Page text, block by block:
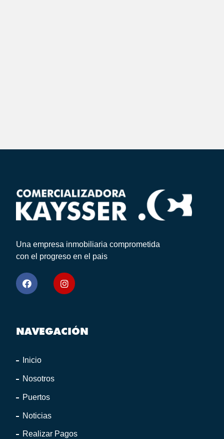
Una empresa inmobiliaria comprometida
con el progreso en el pais
NAVEGACIÓN
Inicio
Nosotros
Puertos
Noticias
Realizar Pagos